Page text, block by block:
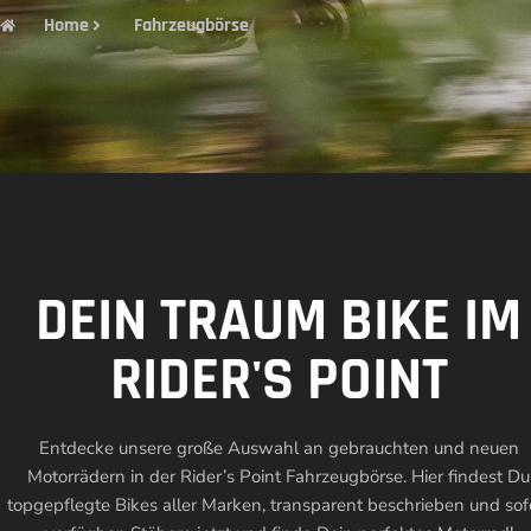
Home Fahrzeugbörse
DEIN TRAUM BIKE IM
RIDER'S POINT
Entdecke unsere große Auswahl an gebrauchten und neuen
Motorrädern in der Rider’s Point Fahrzeugbörse. Hier findest Du
topgepflegte Bikes aller Marken, transparent beschrieben und